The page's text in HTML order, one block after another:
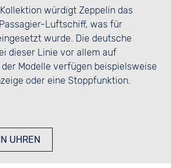
würdigt Zeppelin das
Luftschiff, was für
wurde. Die deutsche
dieser Linie vor allem auf
Modelle verfügen beispielsweise
oder eine Stoppfunktion.
UHREN